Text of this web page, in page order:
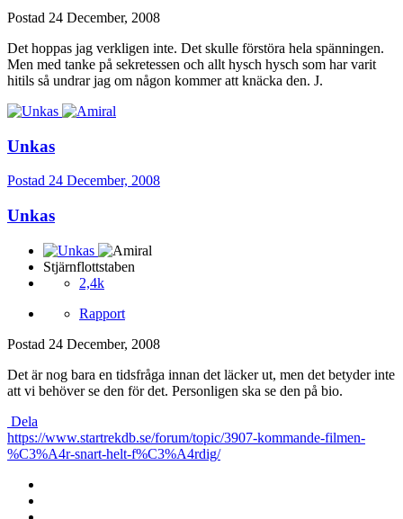
Postad 24 December, 2008
Det hoppas jag verkligen inte. Det skulle förstöra hela spänningen.
Men med tanke på sekretessen och allt hysch hysch som har varit
hitils så undrar jag om någon kommer att knäcka den. J.
Unkas
Postad 24 December, 2008
Unkas
Stjärnflottstaben
2,4k
Rapport
Postad 24 December, 2008
Det är nog bara en tidsfråga innan det läcker ut, men det betyder inte
att vi behöver se den för det. Personligen ska se den på bio.
Dela
https://www.startrekdb.se/forum/topic/3907-kommande-filmen-
%C3%A4r-snart-helt-f%C3%A4rdig/